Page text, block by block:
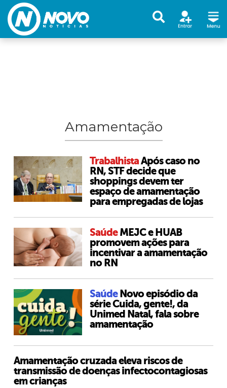
Amamentação
TrabalhistaApós caso no
RN, STF decide que
shoppings devem ter
espaço de amamentação
para empregadas de lojas
SaúdeMEJC e HUAB
promovem ações para
incentivar a amamentação
no RN
Saúde Novo episódio da
série Cuida, gente!, da
Unimed Natal, fala sobre
amamentação
Amamentação cruzada eleva riscos de
transmissão de doenças infectocontagiosas
em crianças